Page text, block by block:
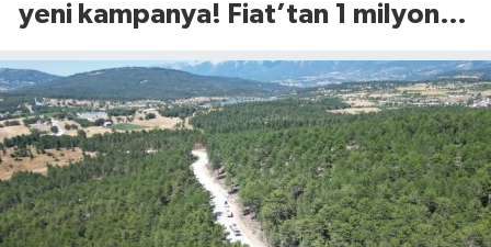
yeni kampanya! Fiat’tan 1 milyon